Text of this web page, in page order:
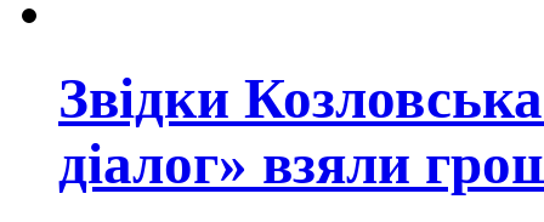
Звідки
діалог» взяли